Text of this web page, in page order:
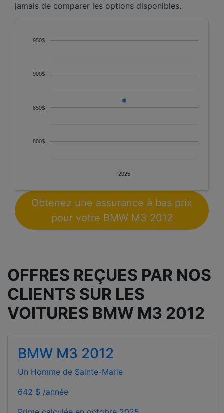
jamais de comparer les options disponibles.
2025
800$
850$
900$
950$
Obtenez une assurance à bas prix
pour votre BMW M3 2012
OFFRES REÇUES PAR NOS
CLIENTS SUR LES
VOITURES BMW M3 2012
BMW M3 2012
Un Homme de Sainte-Marie
642 $ /année